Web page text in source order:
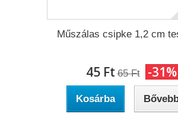
Műszálas csipke 1,2 cm
45 Ft‎ 65 Ft‎ -31%
Kosárba